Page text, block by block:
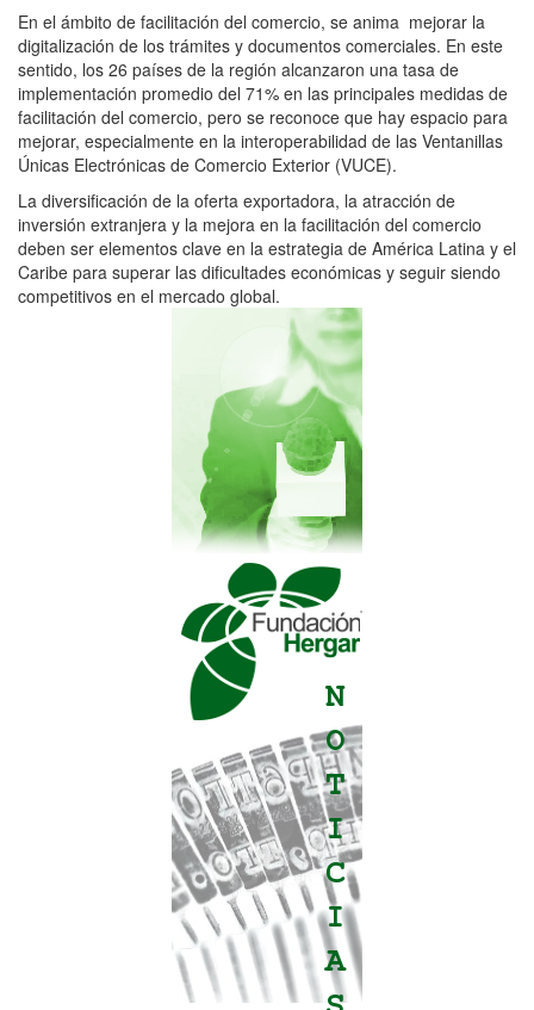
En el ámbito de facilitación del comercio, se anima mejorar la
digitalización de los trámites y documentos comerciales. En este
sentido, los 26 países de la región alcanzaron una tasa de
implementación promedio del 71% en las principales medidas de
facilitación del comercio, pero se reconoce que hay espacio para
mejorar, especialmente en la interoperabilidad de las Ventanillas
Únicas Electrónicas de Comercio Exterior (VUCE).
La diversificación de la oferta exportadora, la atracción de
inversión extranjera y la mejora en la facilitación del comercio
deben ser elementos clave en la estrategia de América Latina y el
Caribe para superar las dificultades económicas y seguir siendo
competitivos en el mercado global.